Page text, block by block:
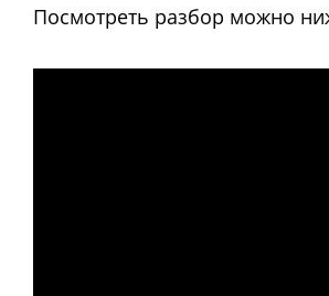
Посмотреть разбор можно